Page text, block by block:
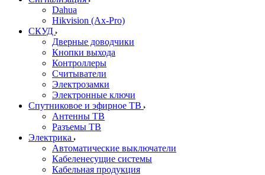
Dahua
Hikvision (Ax-Pro)
СКУД
Дверные доводчики
Кнопки выхода
Контроллеры
Считыватели
Электрозамки
Электронные ключи
Спутниковое и эфирное ТВ
Антенны ТВ
Разъемы ТВ
Электрика
Автоматические выключатели
Кабеленесущие системы
Кабельная продукция